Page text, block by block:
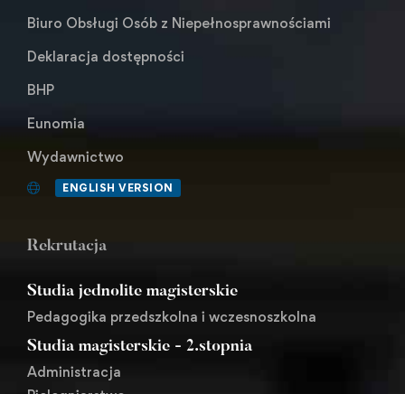
Biuro Obsługi Osób z Niepełnosprawnościami
Deklaracja dostępności
BHP
Eunomia
Wydawnictwo
ENGLISH VERSION
Rekrutacja
Studia jednolite magisterskie
Pedagogika przedszkolna i wczesnoszkolna
Studia magisterskie - 2.stopnia
Administracja